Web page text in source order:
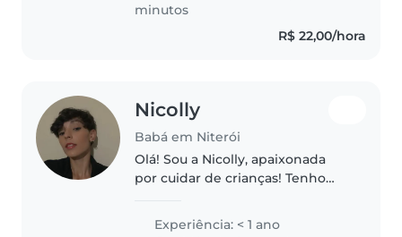
minutos
R$ 22,00/hora
Nicolly
Babá em Niterói
Olá! Sou a Nicolly, apaixonada
por cuidar de crianças! Tenho
todas as idades e adoro ver eles
Experiência: < 1 ano